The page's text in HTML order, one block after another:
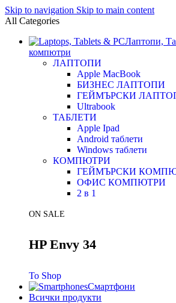
Skip to navigation Skip to main content
All Categories
Лаптопи,
компютри
ЛАПТОПИ
Apple MacBook
БИЗНЕС ЛАПТОПИ
ГЕЙМЪРСКИ
Ultrabook
ТАБЛЕТИ
Apple Ipad
Android таблети
Windows таблети
КОМПЮТРИ
ГЕЙМЪРСКИ
ОФИС КОМПЮТРИ
2 в 1
ON SALE
HP Envy 34
To Shop
Смартфони
Всички продукти